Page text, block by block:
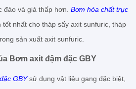
đáo và giá thấp hơn. Bơm hóa chất trục
tốt nhất cho tháp sấy axit sunfuric, tháp
sản xuất axit sunfuric.
Bơm axit đậm đặc GBY
GBYsử dụng vật liệu gang đặc biệt,